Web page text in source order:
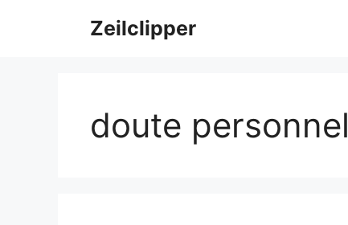
Zeilclipper
doute personnel